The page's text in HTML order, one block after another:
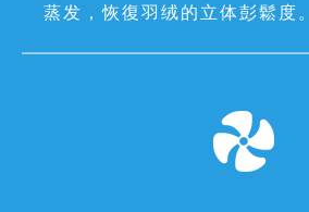
蒸发，恢復羽绒的立体彭鬆度。